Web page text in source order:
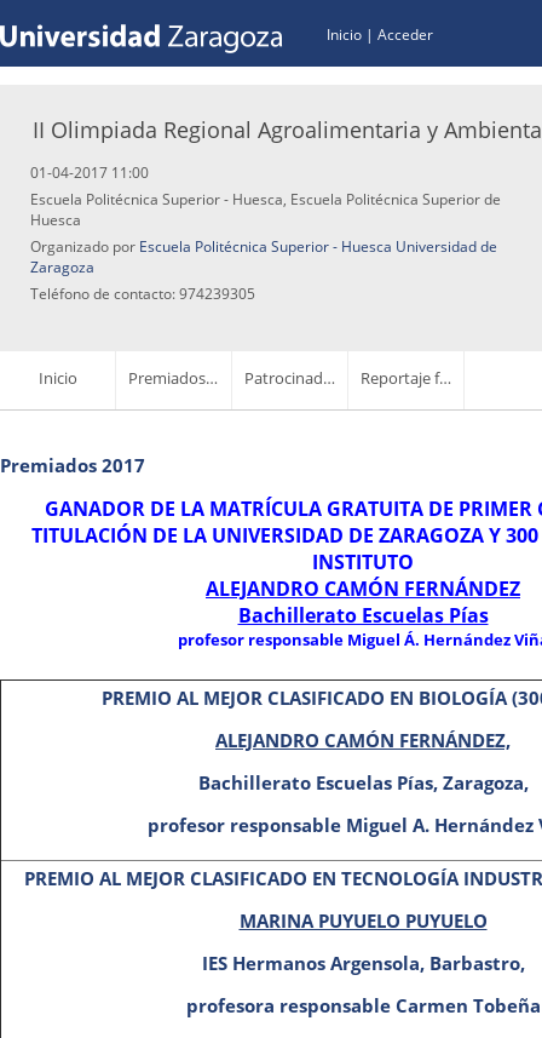
Inicio | Acceder
II Olimpiada Regional Agroalimentaria y
01-04-2017 11:00
Escuela Politécnica Superior - Huesca, Escuela Politécnica Superior de
Huesca
Organizado por Escuela Politécnica Superior - Huesca Universidad de
Zaragoza
Teléfono de contacto: 974239305
Inicio Premiados 2017 Patrocinadores Reportaje fotográfico
Premiados 2017
GANADOR DE LA MATRÍCULA GRATUITA DE PRIMER
TITULACIÓN DE LA UNIVERSIDAD DE ZARAGOZA Y
INSTITUTO
ALEJANDRO CAMÓN FERNÁNDEZ
Bachillerato Escuelas Pías
profesor responsable Miguel Á. Hernández
PREMIO AL MEJOR CLASIFICADO EN BIOLOGÍA
ALEJANDRO CAMÓN FERNÁNDEZ,
Bachillerato Escuelas Pías, Zaragoza,
profesor responsable Miguel A. Hernández
PREMIO AL MEJOR CLASIFICADO EN TECNOLOGÍA
MARINA PUYUELO PUYUELO
IES Hermanos Argensola, Barbastro,
profesora responsable Carmen Tobeña